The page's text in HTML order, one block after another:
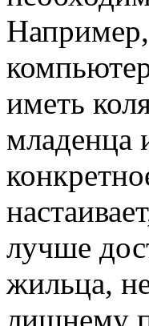
иметь
младенца
лучше
жильца,
лишнему